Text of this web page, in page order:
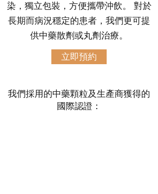
染，獨立包裝，方便攜帶沖飲。 對於
長期而病況穩定的患者，我們更可提
供中藥散劑或丸劑治療。
立即預約
我們採用的中藥顆粒及生產商獲得的
國際認證：